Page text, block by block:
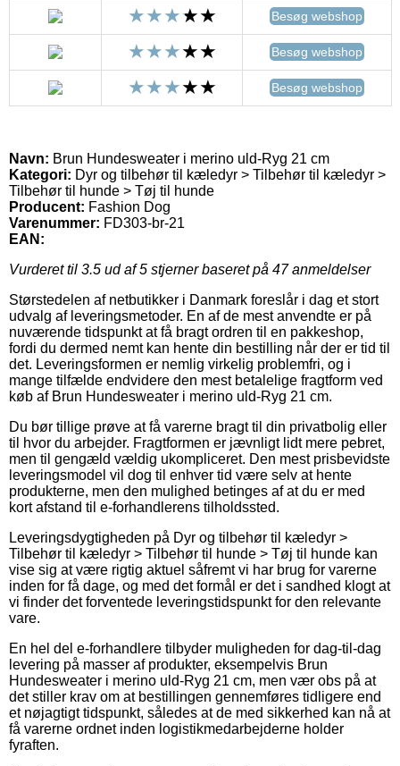
Besøg webshop
Besøg webshop
Besøg webshop
Navn: Brun Hundesweater i merino uld-Ryg 21 cm
Kategori: Dyr og tilbehør til kæledyr > Tilbehør til kæledyr >
Tilbehør til hunde > Tøj til hunde
Producent: Fashion Dog
Varenummer: FD303-br-21
EAN:
Vurderet til 3.5 ud af 5 stjerner baseret på 47anmeldelser
Størstedelen af netbutikker i Danmark foreslår i dag et stort
udvalg af leveringsmetoder. En af de mest anvendte er på
nuværende tidspunkt at få bragt ordren til en pakkeshop,
fordi du dermed nemt kan hente din bestilling når der er tid til
det. Leveringsformen er nemlig virkelig problemfri, og i
mange tilfælde endvidere den mest betalelige fragtform ved
køb af Brun Hundesweater i merino uld-Ryg 21 cm.
Du bør tillige prøve at få varerne bragt til din privatbolig eller
til hvor du arbejder. Fragtformen er jævnligt lidt mere pebret,
men til gengæld vældig ukompliceret. Den mest prisbevidste
leveringsmodel vil dog til enhver tid være selv at hente
produkterne, men den mulighed betinges af at du er med
kort afstand til e-forhandlerens tilholdssted.
Leveringsdygtigheden på Dyr og tilbehør til kæledyr >
Tilbehør til kæledyr > Tilbehør til hunde > Tøj til hunde kan
vise sig at være rigtig aktuel såfremt vi har brug for varerne
inden for få dage, og med det formål er det i sandhed klogt at
vi finder det forventede leveringstidspunkt for den relevante
vare.
En hel del e-forhandlere tilbyder muligheden for dag-til-dag
levering på masser af produkter, eksempelvis Brun
Hundesweater i merino uld-Ryg 21 cm, men vær obs på at
det stiller krav om at bestillingen gennemføres tidligere end
et nøjagtigt tidspunkt, således at de med sikkerhed kan nå at
få varerne ordnet inden logistikmedarbejderne holder
fyraften.